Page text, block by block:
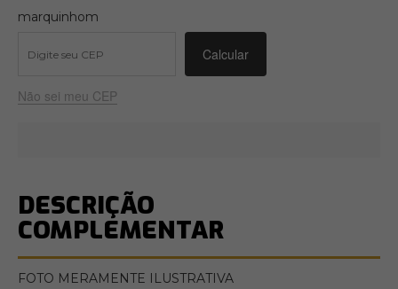
marquinhom
Não sei meu CEP
DESCRIÇÃO
COMPLEMENTAR
FOTO MERAMENTE ILUSTRATIVA